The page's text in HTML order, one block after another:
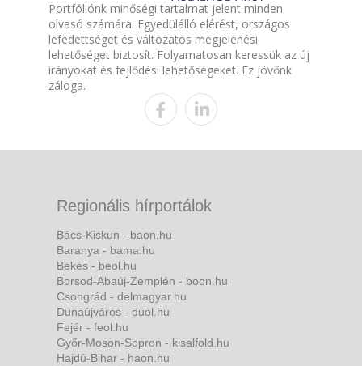
Portfóliónk minőségi tartalmat jelent minden
olvasó számára. Egyedülálló elérést, országos
lefedettséget és változatos megjelenési
lehetőséget biztosít. Folyamatosan keressük az új
irányokat és fejlődési lehetőségeket. Ez jövőnk
záloga.
Regionális hírportálok
Bács-Kiskun - baon.hu
Baranya - bama.hu
Békés - beol.hu
Borsod-Abaúj-Zemplén - boon.hu
Csongrád - delmagyar.hu
Dunaújváros - duol.hu
Fejér - feol.hu
Győr-Moson-Sopron - kisalfold.hu
Hajdú-Bihar - haon.hu